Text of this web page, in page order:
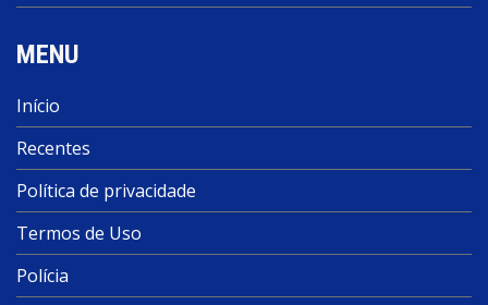
MENU
Início
Recentes
Política de privacidade
Termos de Uso
Polícia